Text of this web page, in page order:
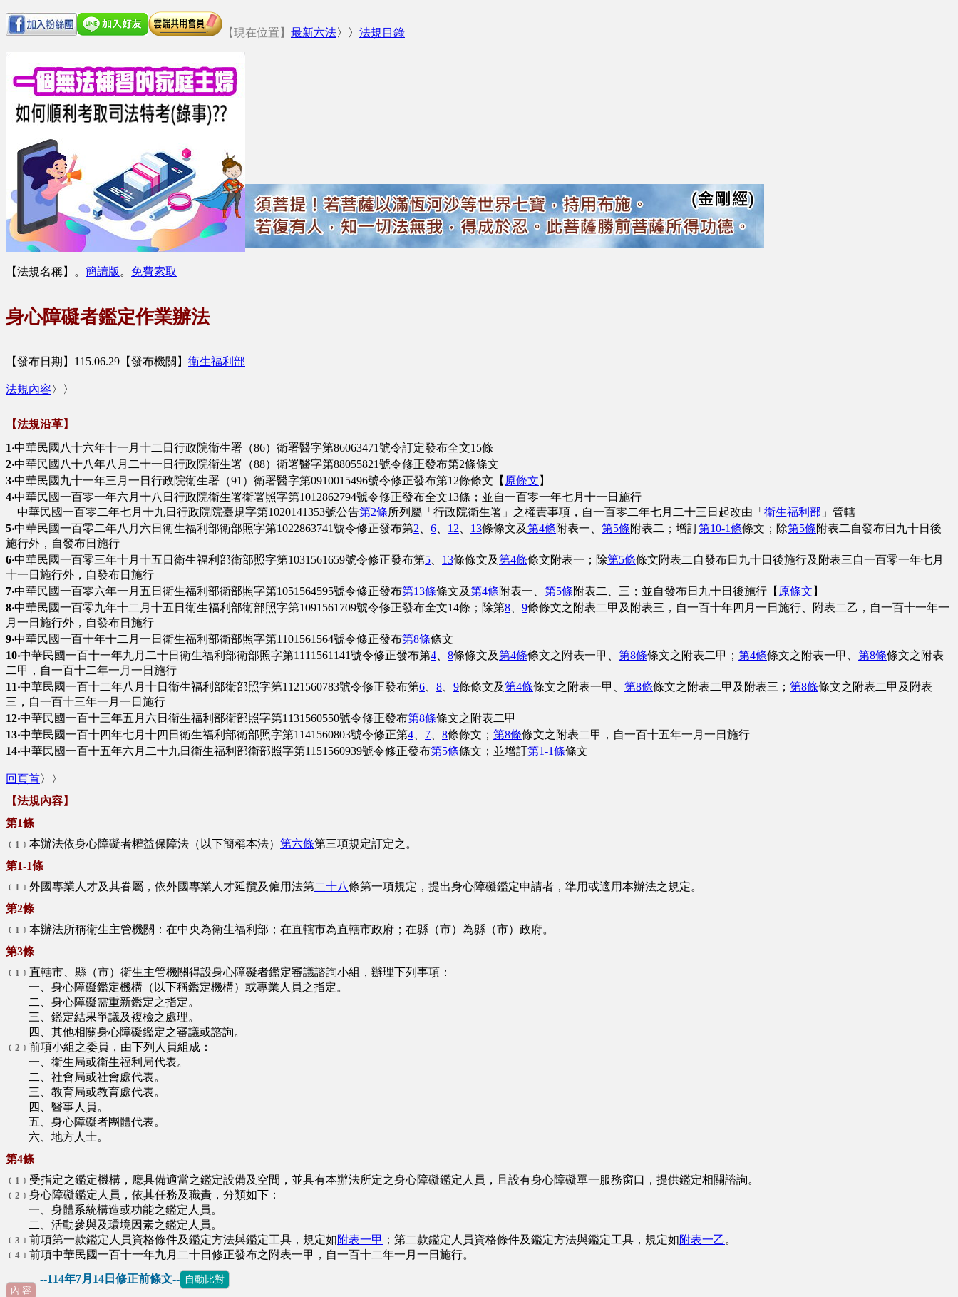
【現在位置】 最新六法〉〉 法規目錄
【法規名稱】 。 簡讀版 。 免費索取
身心障礙者鑑定作業辦法
【發布日期】115.06.29【發布機關】 衛生福利部
法規內容〉〉
【法規沿革】
1‧中華民國八十六年十一月十二日行政院衛生署（86）衛署醫字第86063471號令訂定發布全文15條
2‧中華民國八十八年八月二十一日行政院衛生署（88）衛署醫字第88055821號令修正發布第2條條文
3‧中華民國九十一年三月一日行政院衛生署（91）衛署醫字第0910015496號令修正發布第12條條文【 原條文 】
4‧中華民國一百零一年六月十八日行政院衛生署衛署照字第1012862794號令修正發布全文13條；並自一百零一年七月十一日施行
中華民國一百零二年七月十九日行政院院臺規字第1020141353號公告第2條所列屬「行政院衛生署」之權責事項，自一百零二年七月二十三日起改由「 衛生福利部 」管轄
5‧中華民國一百零二年八月六日衛生福利部衛部照字第1022863741號令修正發布第2 6 12 13條條文及第4條附表一、 第5條附表二；增訂第10-1條條文；除第5條附表二自發布日九十日後
施行外，自發布日施行
6‧中華民國一百零三年十月十五日衛生福利部衛部照字第1031561659號令修正發布第5 13條條文及第4條條文附表一；除第5條條文附表二自發布日九十日後施行及附表三自一百零一年七月
十一日施行外，自發布日施行
7‧中華民國一百零六年一月五日衛生福利部衛部照字第1051564595號令修正發布第13條條文及第4條附表一、 第5條附表二、三；並自發布日九十日後施行【 原條文 】
8‧中華民國一百零九年十二月十五日衛生福利部衛部照字第1091561709號令修正發布全文14條；除第8 9條條文之附表二甲及附表三，自一百十年四月一日施行、附表二乙，自一百十一年一
月一日施行外，自發布日施行
9‧中華民國一百十年十二月一日衛生福利部衛部照字第1101561564號令修正發布第8條條文
10‧中華民國一百十一年九月二十日衛生福利部衛部照字第1111561141號令修正發布第4 8條條文及第4條條文之附表一甲、 第8條條文之附表二甲； 第4條條文之附表一甲、 第8條條文之附表
二甲，自一百十二年一月一日施行
11‧中華民國一百十二年八月十日衛生福利部衛部照字第1121560783號令修正發布第6 8 9條條文及第4條條文之附表一甲、 第8條條文之附表二甲及附表三； 第8條條文之附表二甲及附表
三，自一百十三年一月一日施行
12‧中華民國一百十三年五月六日衛生福利部衛部照字第1131560550號令修正發布第8條條文之附表二甲
13‧中華民國一百十四年七月十四日衛生福利部衛部照字第1141560803號令修正第4 7 8條條文； 第8條條文之附表二甲，自一百十五年一月一日施行
14‧中華民國一百十五年六月二十九日衛生福利部衛部照字第1151560939號令修正發布第5條條文；並增訂第1-1條條文
回頁首〉〉
【法規內容】
第1條
﹝1﹞ 本辦法依身心障礙者權益保障法（以下簡稱本法） 第六條第三項規定訂定之。
第1-1條
﹝1﹞ 外國專業人才及其眷屬，依外國專業人才延攬及僱用法第二十八條第一項規定，提出身心障礙鑑定申請者，準用或適用本辦法之規定。
第2條
﹝1﹞ 本辦法所稱衛生主管機關：在中央為衛生福利部；在直轄市為直轄市政府；在縣（市）為縣（市）政府。
第3條
﹝1﹞ 直轄市、縣（市）衛生主管機關得設身心障礙者鑑定審議諮詢小組，辦理下列事項：
一、身心障礙鑑定機構（以下稱鑑定機構）或專業人員之指定。
二、身心障礙需重新鑑定之指定。
三、鑑定結果爭議及複檢之處理。
四、其他相關身心障礙鑑定之審議或諮詢。
﹝2﹞ 前項小組之委員，由下列人員組成：
一、衛生局或衛生福利局代表。
二、社會局或社會處代表。
三、教育局或教育處代表。
四、醫事人員。
五、身心障礙者團體代表。
六、地方人士。
第4條
﹝1﹞ 受指定之鑑定機構，應具備適當之鑑定設備及空間，並具有本辦法所定之身心障礙鑑定人員，且設有身心障礙單一服務窗口，提供鑑定相關諮詢。
﹝2﹞ 身心障礙鑑定人員，依其任務及職責，分類如下：
一、身體系統構造或功能之鑑定人員。
二、活動參與及環境因素之鑑定人員。
﹝3﹞ 前項第一款鑑定人員資格條件及鑑定方法與鑑定工具，規定如附表一甲 ；第二款鑑定人員資格條件及鑑定方法與鑑定工具，規定如附表一乙。
﹝4﹞ 前項中華民國一百十一年九月二十日修正發布之附表一甲，自一百十二年一月一日施行。
--114年7月14日修正前條文-- 自動比對
內 容